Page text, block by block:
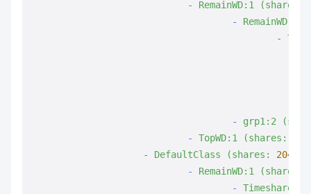
-
RemainWD:1 (shares:
-
RemainWD:2
-
- grp1:2
-
TopWD:1 (shares:
-
DefaultClass (shares: 2048
-
RemainWD:1 (shares:
-
Timeshare